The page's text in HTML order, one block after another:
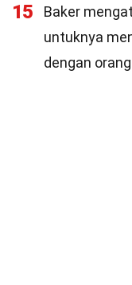
15
Baker
untuknya
dengan